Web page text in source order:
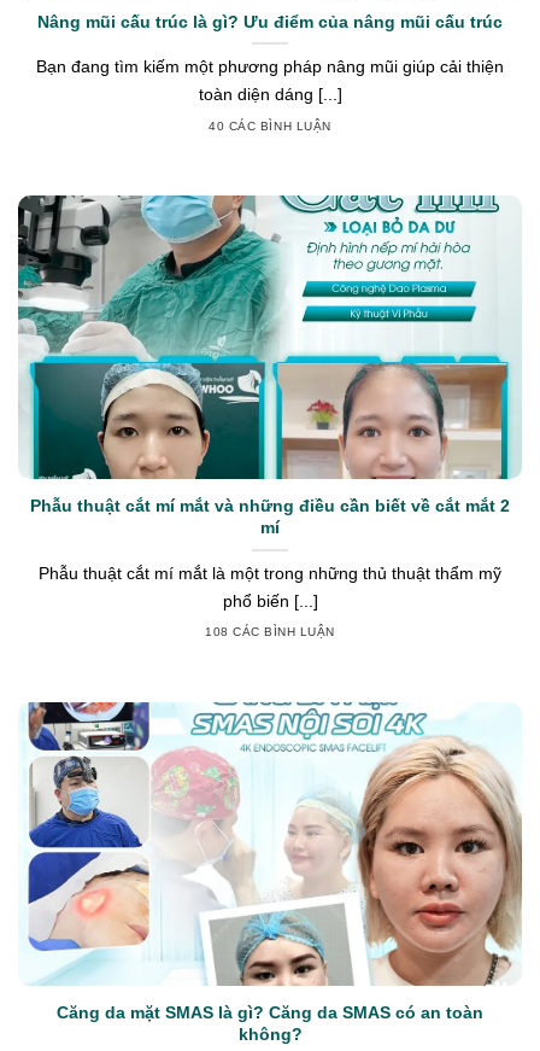
Nâng mũi cấu trúc là gì? Ưu điểm của nâng mũi cấu trúc
Bạn đang tìm kiếm một phương pháp nâng mũi giúp cải thiện
toàn diện dáng [...]
40 CÁC BÌNH LUẬN
Phẫu thuật cắt mí mắt và những điều cần biết về cắt mắt 2
mí
Phẫu thuật cắt mí mắt là một trong những thủ thuật thẩm mỹ
phổ biến [...]
108 CÁC BÌNH LUẬN
Căng da mặt SMAS là gì? Căng da SMAS có an toàn
không?